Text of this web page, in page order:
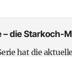
– die Starkoch-
hat die aktuelle